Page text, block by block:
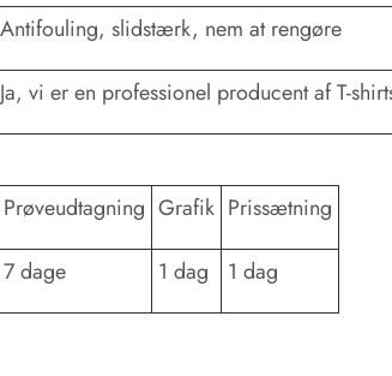
Antifouling, slidstærk, nem at rengøre
Ja, vi er en professionel producent af T-
Prøveudtagning Grafik Prissætning
7 dage 1 dag 1 dag